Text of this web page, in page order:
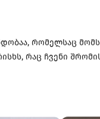
რომელსაც
რაც ჩვენი